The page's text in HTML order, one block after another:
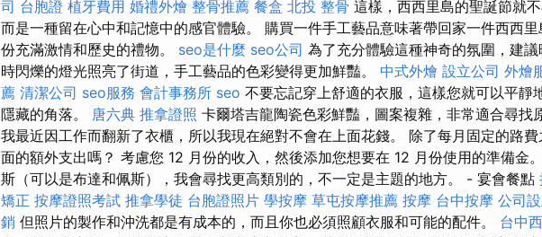
司 台胞證 植牙費用 婚禮外燴 整骨推薦 餐盒 北投 整骨 這樣，西西里島的聖誕節就
而是一種留在心中和記憶中的感官體驗。 購買一件手工藝品意味著帶回家一件西西
份充滿激情和歷史的禮物。 seo是什麼 seo公司 為了充分體驗這種神奇的氛圍，建
時閃爍的燈光照亮了街道，手工藝品的色彩變得更加鮮豔。 中式外燴 設立公司 外燴
薦 清潔公司 seo服務 會計事務所 seo 不要忘記穿上舒適的衣服，這樣您就可以平靜
隱藏的角落。 唐六典 推拿證照 卡爾塔吉龍陶瓷色彩鮮豔，圖案複雜，非常適合尋找
我最近因工作而翻新了衣櫃，所以我現在絕對不會在上面花錢。 除了每月固定的路
面的額外支出嗎？ 考慮您 12 月份的收入，然後添加您想要在 12 月份使用的準備金
斯（可以是布達和佩斯），我會尋找更高類別的，不一定是主題的地方。 - 宴會餐點
矯正 按摩證照考試 推拿學徒 台胞證照片 學按摩 草屯按摩推薦 按摩 台中按摩 公司
銷 但照片的製作和沖洗都是有成本的，而且你也必須照顧衣服和可能的配件。 台中